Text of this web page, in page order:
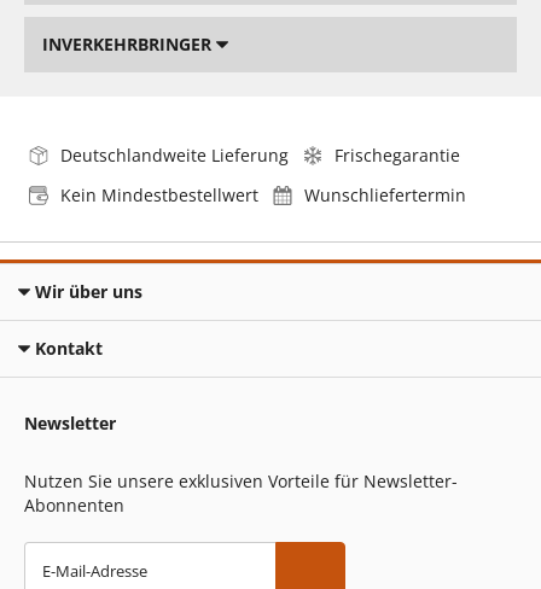
INVERKEHRBRINGER
Deutschlandweite Lieferung
Frischegarantie
Kein Mindestbestellwert
Wunschliefertermin
Wir über uns
Kontakt
Newsletter
Nutzen Sie unsere exklusiven Vorteile für Newsletter-
Abonnenten
E-Mail-Adresse